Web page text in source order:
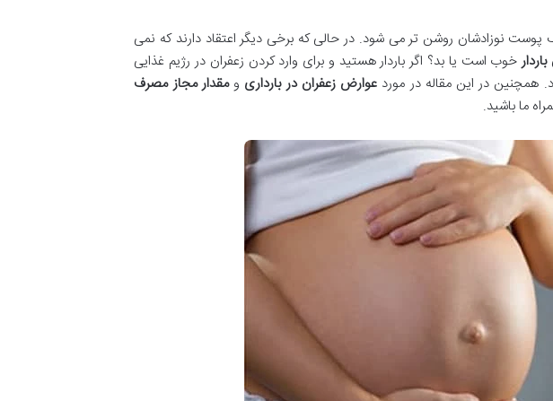
پوست نوزادشان روشن تر می شود. در حالی که برخی دیگر اعتقاد دارند که نمی
خوب است یا بد؟ اگر باردار هستید و برای وارد کردن زعفران در رژیم غذایی
همچنین در این مقاله در مورد عوارض زعفران در بارداری ومقدار مجاز مصرف
ما باشید.